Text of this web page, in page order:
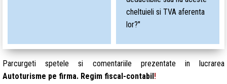
cheltuieli si TVA aferenta
lor?"
Parcurgeti spetele si comentariile prezentate in lucrarea
Autoturisme pe firma. Regim fiscal-contabil !